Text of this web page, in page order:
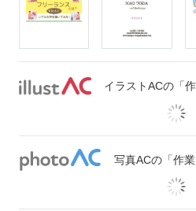
イラストACの「
写真ACの「作